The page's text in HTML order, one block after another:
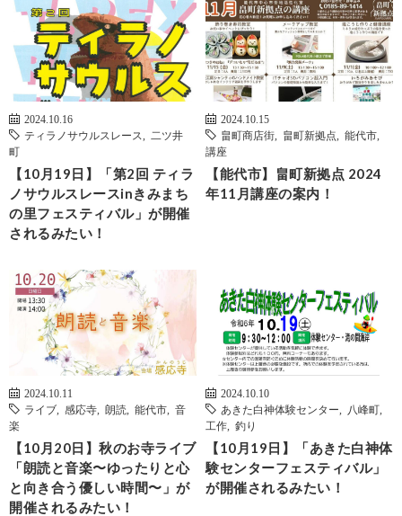
2024.10.16
ティラノサウルスレース
二ツ井
町
【10月19日】「第2回 ティラ
ノサウルスレースinきみまち
の里フェスティバル」が開催
されるみたい！
2024.10.15
畠町商店街
畠町新拠点 能代市
講座
【能代市】畠町新拠点 2024
年11月講座の案内！
2024.10.11
ライブ
感応寺 朗読 能代市
音
楽
【10月20日】秋のお寺ライブ
「朗読と音楽〜ゆったりと心
と向き合う優しい時間〜」が
開催されるみたい！
2024.10.10
あきた白神体験センター
八峰町
工作
釣り
【10月19日】「あきた白神体
験センターフェスティバル」
が開催されるみたい！